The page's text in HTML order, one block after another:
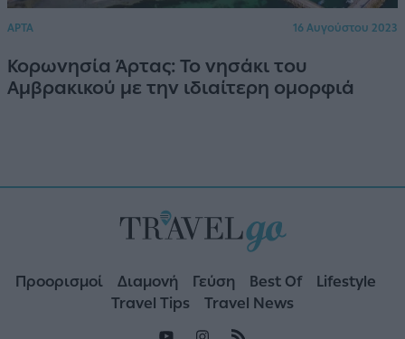
ΑΡΤΑ 16 Αυγούστου 2023
Κορωνησία Άρτας: Το νησάκι του
Αμβρακικού με την ιδιαίτερη ομορφιά
Προορισμοί Διαμονή Γεύση Best Of
Lifestyle
Travel Tips
Travel News